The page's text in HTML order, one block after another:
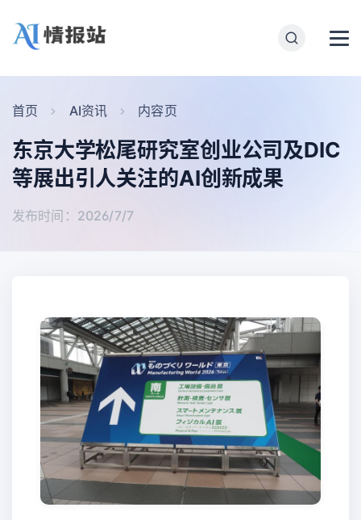
首页 AI资讯 内容页
东京大学松尾研究室创业公司及DIC
等展出引人关注的AI创新成果
发布时间：2026/7/7